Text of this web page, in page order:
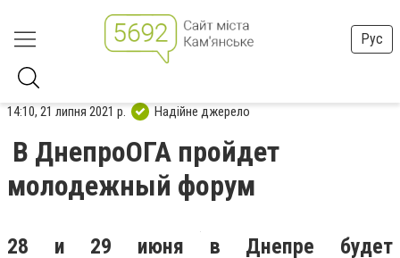
Рус
14:10, 21 липня 2021 р. Надійне джерело
В ДнепроОГА пройдет
молодежный форум
28 и 29 июня в Днепре будет